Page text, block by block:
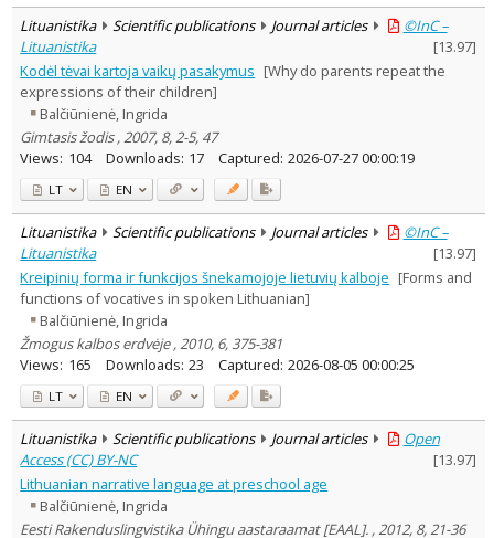
Lituanistika Scientific publications Journal articles
©InC –
Lituanistika
[13.97]
Kodėl tėvai kartoja vaikų pasakymus [Why do parents repeat the
expressions of their children]
Balčiūnienė, Ingrida
Gimtasis žodis , 2007, 8, 2-5, 47
Views: 104 Downloads: 17 Captured: 2026-07-27 00:00:19
LT EN
Lituanistika Scientific publications Journal articles
©InC –
Lituanistika
[13.97]
Kreipinių forma ir funkcijos šnekamojoje lietuvių kalboje [Forms and
functions of vocatives in spoken Lithuanian]
Balčiūnienė, Ingrida
Žmogus kalbos erdvėje , 2010, 6, 375-381
Views: 165 Downloads: 23 Captured: 2026-08-05 00:00:25
LT EN
Lituanistika Scientific publications Journal articles
Open
Access (CC) BY-NC
[13.97]
Lithuanian narrative language at preschool age
Balčiūnienė, Ingrida
Eesti Rakenduslingvistika Ühingu aastaraamat [EAAL]. , 2012, 8, 21-36